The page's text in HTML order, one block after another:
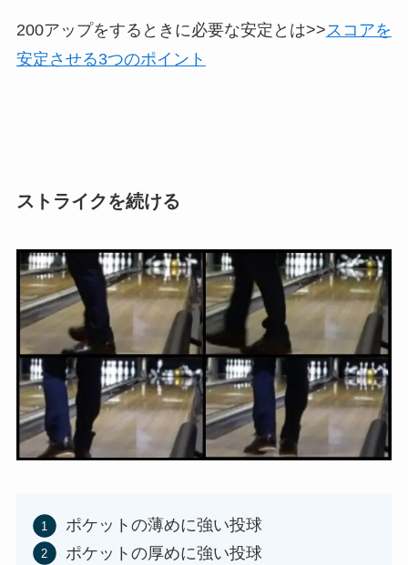
200アップをするときに必要な安定とは>>スコアを
安定させる3つのポイント
ストライクを続ける
ポケットの薄めに強い投球
ポケットの厚めに強い投球